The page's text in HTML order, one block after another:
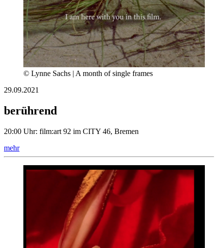
© Lynne Sachs | A month of single frames
29.09.2021
berührend
20:00 Uhr: film:art 92 im CITY 46, Bremen
mehr